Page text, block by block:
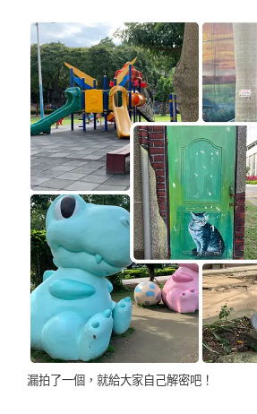
漏拍了一個，就給大家自己解密吧！